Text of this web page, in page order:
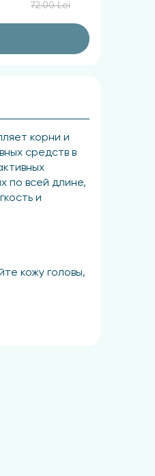
72.00 Lei
корни и
средств в
по всей длине,
и
кожу головы,